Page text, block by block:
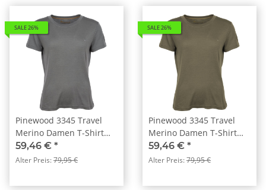
SALE 26%
Pinewood 3345 Travel
Merino Damen T-Shirt
Grau (404)
59,46 € *
Alter Preis:79,95 €
SALE 26%
Pinewood 3345 Travel
Merino Damen T-Shirt
Grün (100)
59,46 € *
Alter Preis:79,95 €